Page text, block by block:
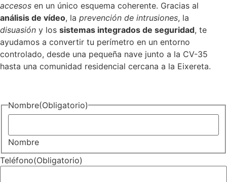
accesos en un único esquema coherente. Gracias al
análisis de vídeo, la prevención de intrusiones, la
disuasión y los sistemas integrados de seguridad, te
ayudamos a convertir tu perímetro en un entorno
controlado, desde una pequeña nave junto a la CV-35
hasta una comunidad residencial cercana a la Eixereta.
Nombre(Obligatorio)
Nombre
Teléfono(Obligatorio)